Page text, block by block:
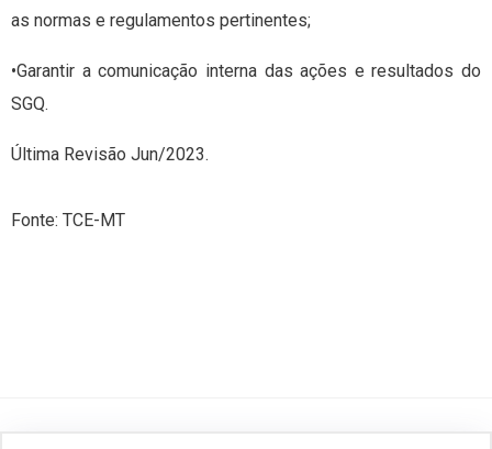
as normas e regulamentos pertinentes;
•Garantir a comunicação interna das ações e resultados do
SGQ.
Última Revisão Jun/2023.
Fonte: TCE-MT